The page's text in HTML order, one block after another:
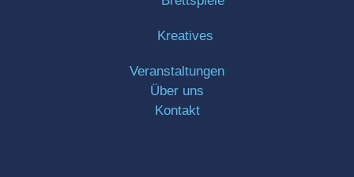
Kreatives
Veranstaltungen
Über uns
Kontakt